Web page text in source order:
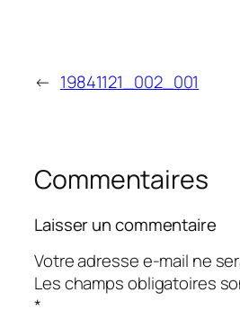
← 19841121_002_001
Commentaires
Laisser un commentaire
Votre adresse e-mail ne
Les champs obligatoires
*